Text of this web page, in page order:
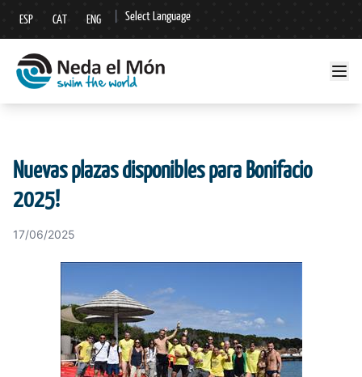
ESP CAT ENG Select Language
▼
Nuevas plazas disponibles para Bonifacio
2025!
17/06/2025